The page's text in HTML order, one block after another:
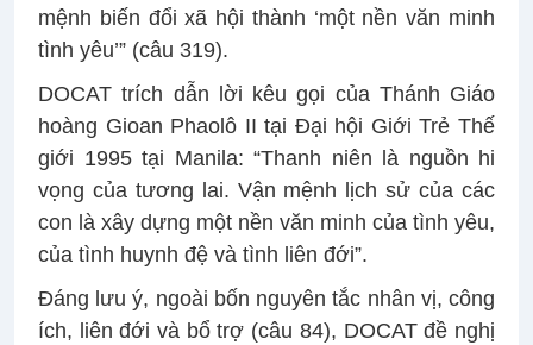
mệnh biến đổi xã hội thành ‘một nền văn minh
tình yêu’” (câu 319).
DOCAT trích dẫn lời kêu gọi của Thánh Giáo
hoàng Gioan Phaolô II tại Đại hội Giới Trẻ Thế
giới 1995 tại Manila: “Thanh niên là nguồn hi
vọng của tương lai. Vận mệnh lịch sử của các
con là xây dựng một nền văn minh của tình yêu,
của tình huynh đệ và tình liên đới”.
Đáng lưu ý, ngoài bốn nguyên tắc nhân vị, công
ích, liên đới và bổ trợ (câu 84), DOCAT đề nghị